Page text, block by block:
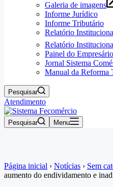
Galeria de imagens
Informe Jurídico
Informe Tributário
Relatório
Relatório
Painel do Empresário
Jornal Sistema
Manual da Reforma
Pesquisar
Atendimento
Pesquisar Menu
Página inicial › Notícias › Sem
aumento do endividamento e